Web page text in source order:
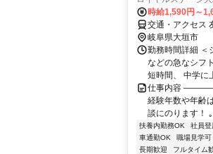
時給1,590円～
交通・アクセス
岐阜県大垣市
勤務時間詳細 ＜
などの急なシフ
短時間、 中学に
仕事内容
経験年数や年齢
談にのります
扶養内勤務OK 社員登
車通勤OK
職場見学可
長期歓迎
フルタイム